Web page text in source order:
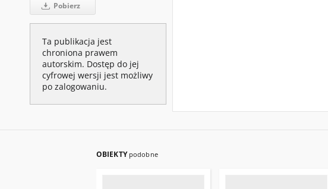
Pobierz
Ta publikacja jest
chroniona prawem
autorskim. Dostęp do jej
cyfrowej wersji jest możliwy
po zalogowaniu.
OBIEKTY podobne